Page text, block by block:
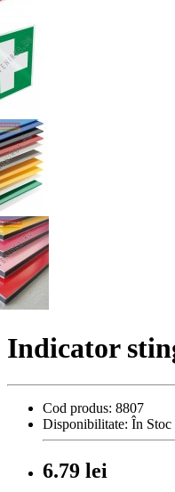
Indicator
Cod produs: 8807
Disponibilitate: În Stoc
6.79 lei